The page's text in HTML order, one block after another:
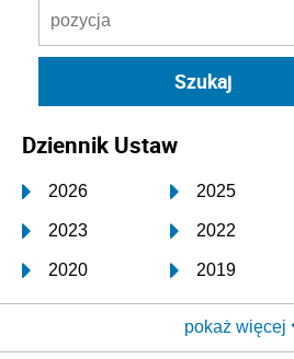
Dziennik Ustaw
2026 2025
2023 2022
2020 2019
2017 2016
2014 2013
pokaż więcej